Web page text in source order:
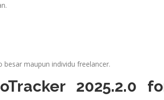
maupun individu freelancer.
2025.2.0